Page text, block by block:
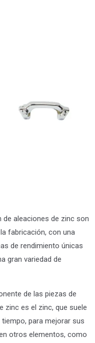
de aleaciones de zinc son
fabricación, con una
de rendimiento únicas
gran variedad de
de las piezas de
zinc es el zinc, que suele
para mejorar sus
otros elementos, como